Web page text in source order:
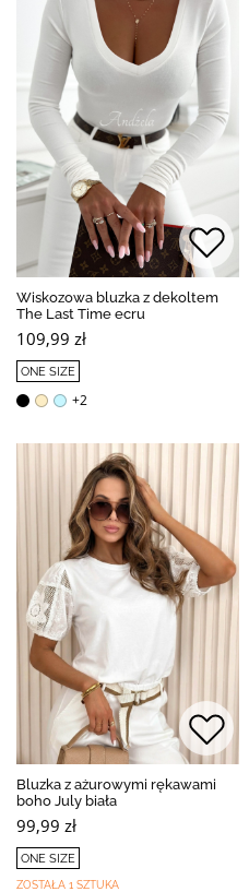
Wiskozowa bluzka z dekoltem
The Last Time ecru
109,99 zł
ONE SIZE
+2
Bluzka z ażurowymi rękawami
boho July biała
99,99 zł
ONE SIZE
ZOSTAŁA 1 SZTUKA